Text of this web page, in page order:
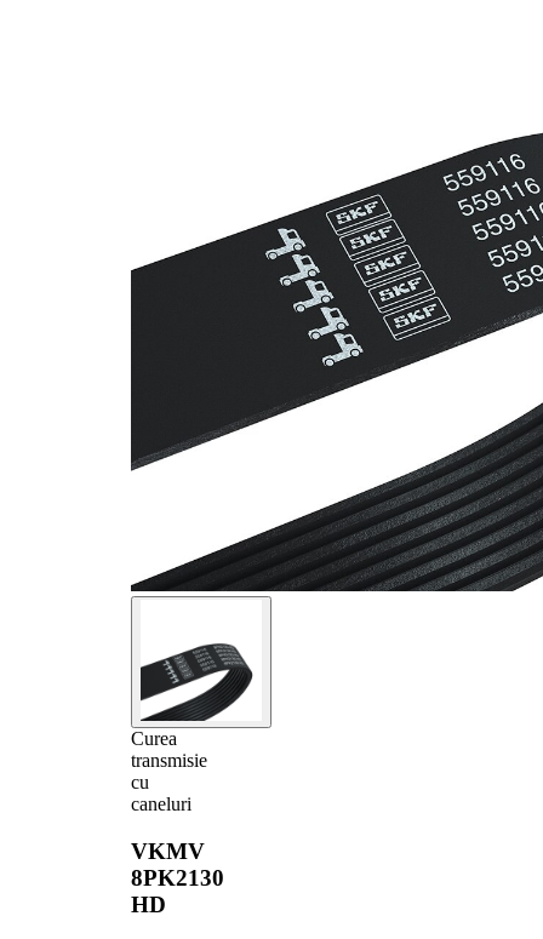
Curea
transmisie
cu
caneluri
VKMV
8PK2130
HD